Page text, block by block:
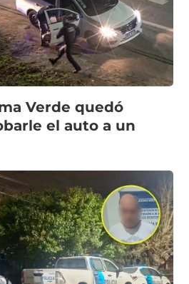
Verde quedó
el auto a un